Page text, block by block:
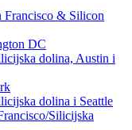
Francisco & Silicon
DC
dolina, Austin i
dolina i Seattle
Silicijska